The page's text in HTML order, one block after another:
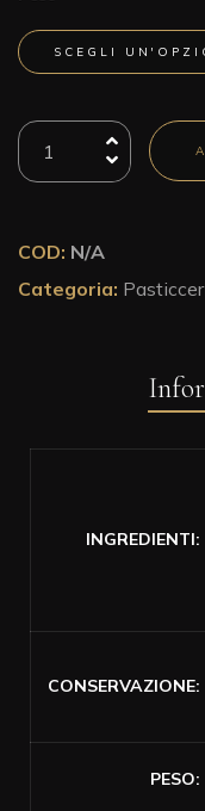
Barchette
quantità
COD: N/A
Categoria:
INGREDIENTI
CONSERVAZIONE
PESO